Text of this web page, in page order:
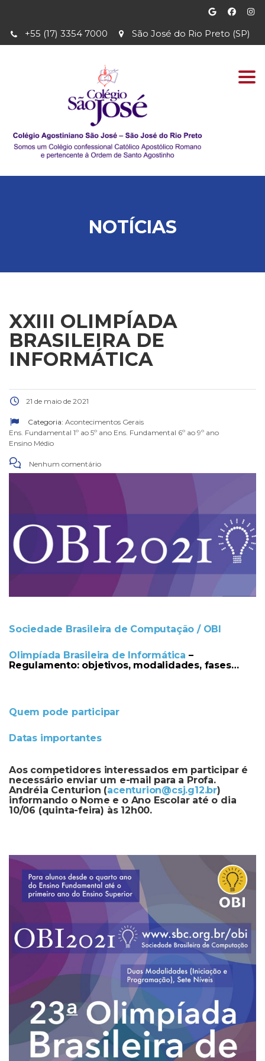
São José do Rio Preto (SP)
+55 (17) 3354 7000
NOTÍCIAS
XXIII OLIMPÍADA
BRASILEIRA DE
INFORMÁTICA
21 de maio de 2021
Categoria: Acontecimentos Gerais
Ens. Fundamental 1º ao 5º ano Ens. Fundamental 6º ao 9º ano
Ensino Médio
Nenhum comentário
Sociedade Brasileira de Computação / OBI
Olimpíada Brasileira de Informática –
Regulamento: objetivos, modalidades, fases…
Quem pode participar
Datas importantes
Aos competidores interessados em participar é
necessário enviar um e-mail para a Profa.
Andréia Centurion (acenturion@csj.g12.br)
informando o Nome e o Ano Escolar até o dia
10/06 (quinta-feira) às 12h00.